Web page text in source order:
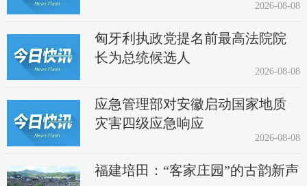
2026-08-08
匈牙利执政党提名前最高法院院
长为总统候选人
2026-08-08
应急管理部对安徽启动国家地质
灾害四级应急响应
2026-08-08
福建培田：“客家庄园”的古韵新声